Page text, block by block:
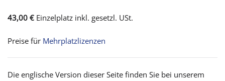
43,00 € Einzelplatz inkl. gesetzl. USt.
Preise für Mehrplatzlizenzen
Die englische Version dieser Seite finden Sie bei unserem